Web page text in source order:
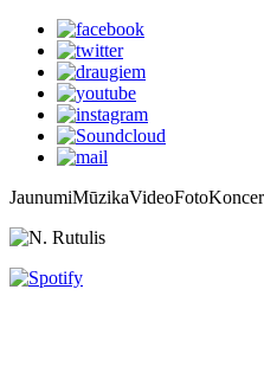
JaunumiMūzikaVideoFoto